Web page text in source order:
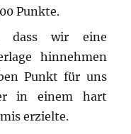
Punkte.
dass wir eine
hinnehmen
Punkt für uns
in einem hart
erzielte.